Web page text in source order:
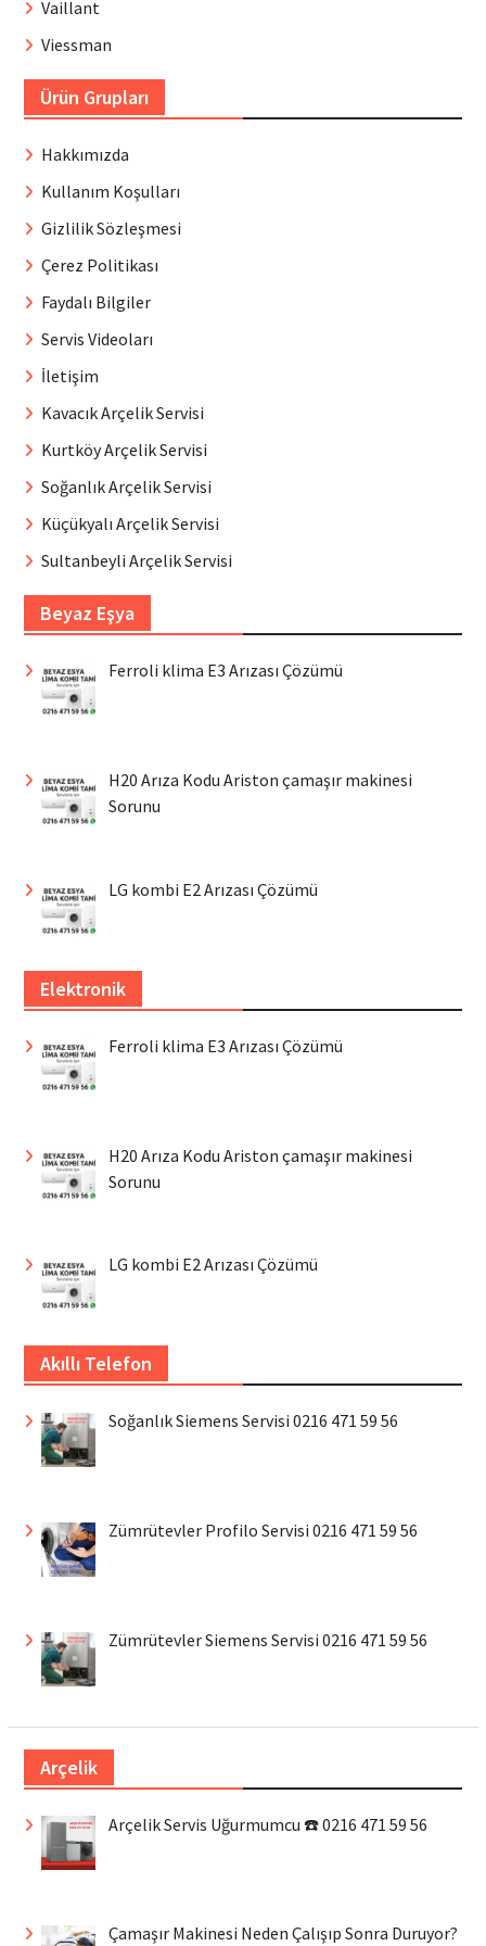
Vaillant
Viessman
Ürün Grupları
Hakkımızda
Kullanım Koşulları
Gizlilik Sözleşmesi
Çerez Politikası
Faydalı Bilgiler
Servis Videoları
İletişim
Kavacık Arçelik Servisi
Kurtköy Arçelik Servisi
Soğanlık Arçelik Servisi
Küçükyalı Arçelik Servisi
Sultanbeyli Arçelik Servisi
Beyaz Eşya
Ferroli klima E3 Arızası Çözümü
H20 Arıza Kodu Ariston çamaşır makinesi
Sorunu
LG kombi E2 Arızası Çözümü
Elektronik
Ferroli klima E3 Arızası Çözümü
H20 Arıza Kodu Ariston çamaşır makinesi
Sorunu
LG kombi E2 Arızası Çözümü
Akıllı Telefon
Soğanlık Siemens Servisi 0216 471 59 56
Zümrütevler Profilo Servisi 0216 471 59 56
Zümrütevler Siemens Servisi 0216 471 59 56
Arçelik
Arçelik Servis Uğurmumcu ☎️ 0216 471 59 56
Çamaşır Makinesi Neden Çalışıp Sonra Duruyor?